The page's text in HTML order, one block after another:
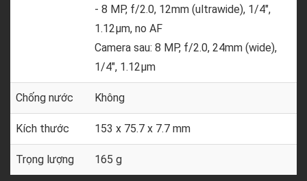
- 8 MP, f/2.0, 12mm (ultrawide), 1/4",
1.12µm, no AF
Camera sau: 8 MP, f/2.0, 24mm (wide),
1/4", 1.12µm
Chống nước Không
Kích thước 153 x 75.7 x 7.7 mm
Trọng lượng 165 g